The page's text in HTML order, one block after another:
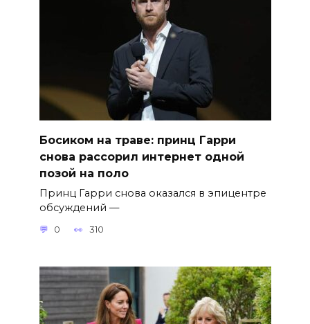
Босиком на траве: принц Гарри
снова рассорил интернет одной
позой на поло
Принц Гарри снова оказался в эпицентре
обсуждений —
0 310